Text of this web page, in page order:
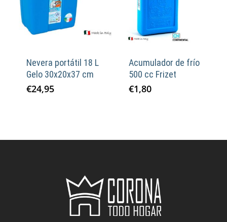
Nevera portátil 18 L
Gelo 30x20x37 cm
€24,95
Acumulador de frío
500 cc Frizet
€1,80